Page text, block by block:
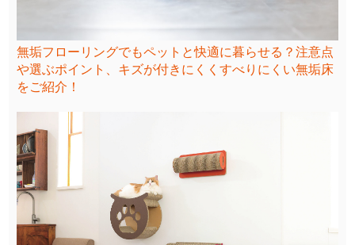
無垢フローリングでもペットと快適に暮らせる？注意点
や選ぶポイント、キズが付きにくくすべりにくい無垢床
をご紹介！